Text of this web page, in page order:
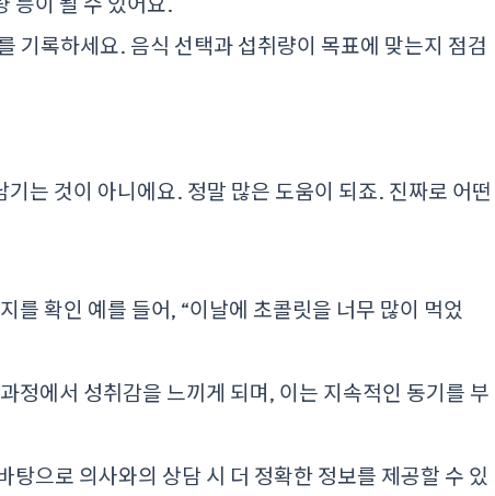
기록하세요. 음식 선택과 섭취량이 목표에 맞는지 점검
는 것이 아니에요. 정말 많은 도움이 되죠. 진짜로 어떤
를 확인 예를 들어, “이날에 초콜릿을 너무 많이 먹었
정에서 성취감을 느끼게 되며, 이는 지속적인 동기를 부
탕으로 의사와의 상담 시 더 정확한 정보를 제공할 수 있